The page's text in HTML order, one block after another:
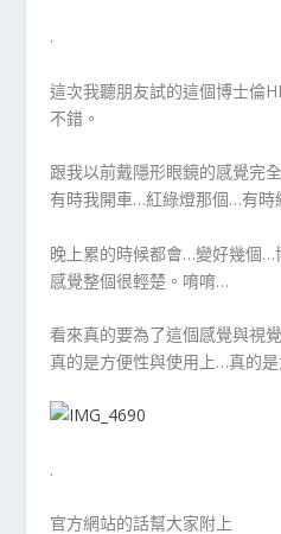
.
這次我聽朋友試的這個博士倫
不錯。
跟我以前戴隱形眼鏡的感覺完
有時我開車…紅綠燈那個…有時
晚上累的時候都會…變好幾個…
感覺整個很輕楚。唷唷…
看來真的要為了這個感覺與視
真的是方便性與使用上…真的是
.
官方網站的話幫大家附上